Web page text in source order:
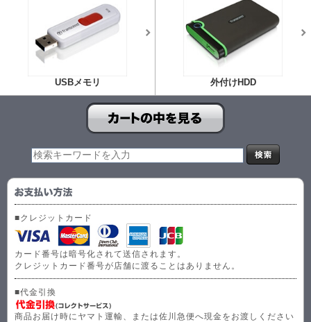
USBメモリ 外付けHDD
■クレジットカード
カード番号は暗号化されて送信されます。
クレジットカード番号が店舗に渡ることはありません。
■代金引換
商品お届け時にヤマト運輸、または佐川急便へ現金をお渡しください